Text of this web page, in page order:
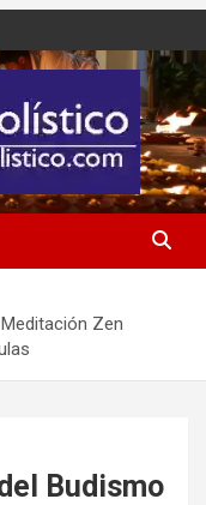
holísticas, cursos,
Zen
Budismo